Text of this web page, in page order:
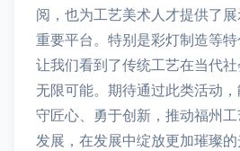
阅，也为工艺美术人才提供了
重要平台。特别是彩灯制造等特
让我们看到了传统工艺在当代
无限可能。期待通过此类活动
守匠心、勇于创新，推动福州
发展，在发展中绽放更加璀璨